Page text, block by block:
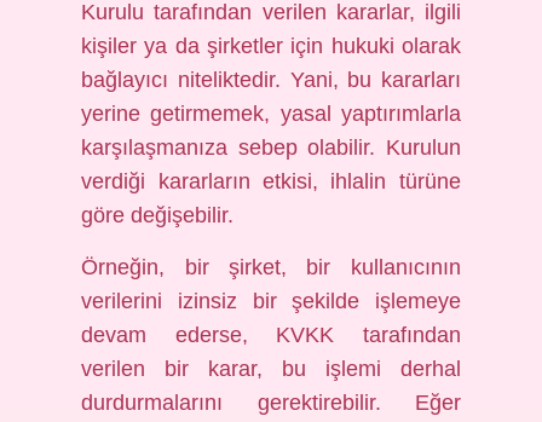
Kurulu tarafından verilen kararlar, ilgili
kişiler ya da şirketler için hukuki olarak
bağlayıcı niteliktedir. Yani, bu kararları
yerine getirmemek, yasal yaptırımlarla
karşılaşmanıza sebep olabilir. Kurulun
verdiği kararların etkisi, ihlalin türüne
göre değişebilir.
Örneğin, bir şirket, bir kullanıcının
verilerini izinsiz bir şekilde işlemeye
devam ederse, KVKK tarafından
verilen bir karar, bu işlemi derhal
durdurmalarını gerektirebilir. Eğer